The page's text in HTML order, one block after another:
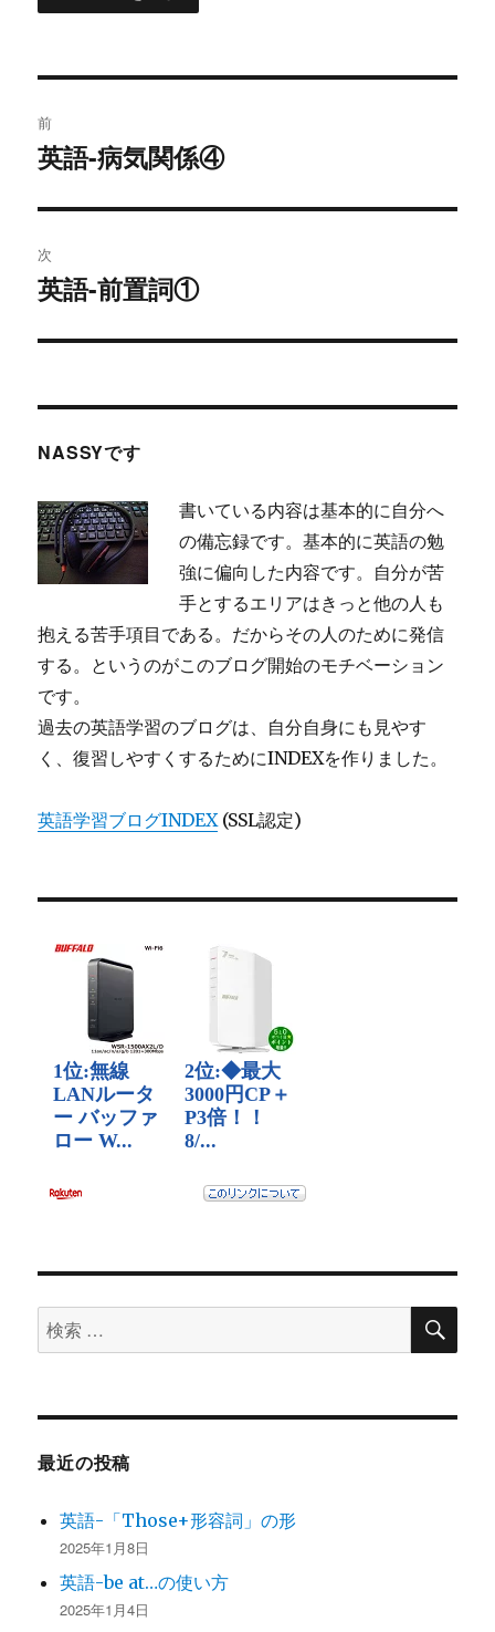
稿
ビ
ゲ
ー
前
過
の
投
稿:
英語-病気関係④
次
次
投
英語-前置詞①
NASSYです
書いている内容は基本的に自分へ
の備忘録です。基本的に英語の勉
強に偏向した内容です。自分が苦
手とするエリアはきっと他の人も
抱える苦手項目である。だからその人のために発信
する。というのがこのブログ開始のモチベーション
です。
過去の英語学習のブログは、自分自身にも見やす
く、復習しやすくするためにINDEXを作りました。
英語学習ブログINDEX(SSL認定)
検
索
象:
検
最近の投稿
英語-「Those+形容詞」の形
2025年1月8日
英語-be at…の使い方
2025年1月4日